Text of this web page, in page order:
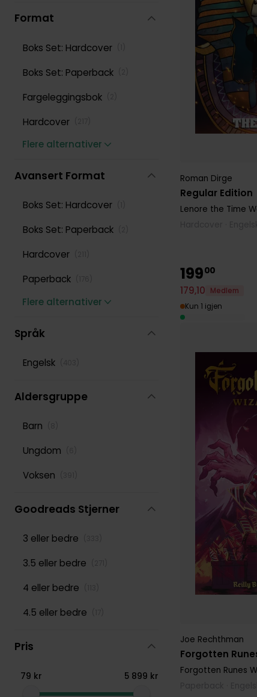
Regular Edition
Roman Dirge
Lenore the Time
Forgotten
Joe Rechthman
Forgotten Runes
19900
179,10
Medlem
Kun 1 igjen
Format
Boks Set: Hardcover
Boks Set: Paperback
Fargeleggingsbok
Hardcover
Flere alternativer
Avansert Format
Boks Set: Hardcover
Boks Set: Paperback
Hardcover
Paperback
Flere alternativer
Språk
Engelsk
Aldersgruppe
Barn
Ungdom
Voksen
Goodreads Stjerner
3 eller bedre
3.5 eller bedre
4 eller bedre
4.5 eller bedre
Pris
79 kr 5 899 kr